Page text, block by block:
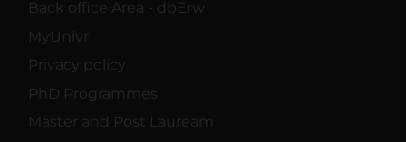
Back office Area - dbErw
MyUnivr
Privacy policy
PhD Programmes
Master and Post Lauream